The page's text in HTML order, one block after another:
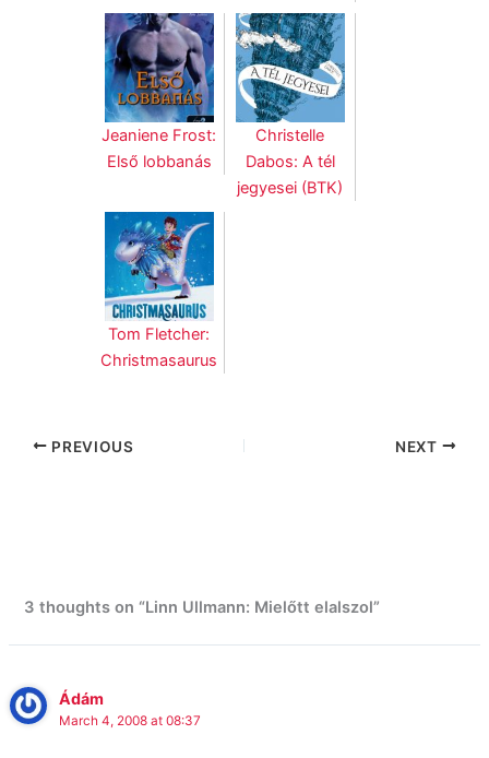
Jeaniene Frost:
Első lobbanás
Christelle
Dabos: A tél
jegyesei (BTK)
Tom Fletcher:
Christmasaurus
PREVIOUS NEXT
3 thoughts on “Linn Ullmann: Mielőtt elalszol”
Ádám
March 4, 2008 at 08:37